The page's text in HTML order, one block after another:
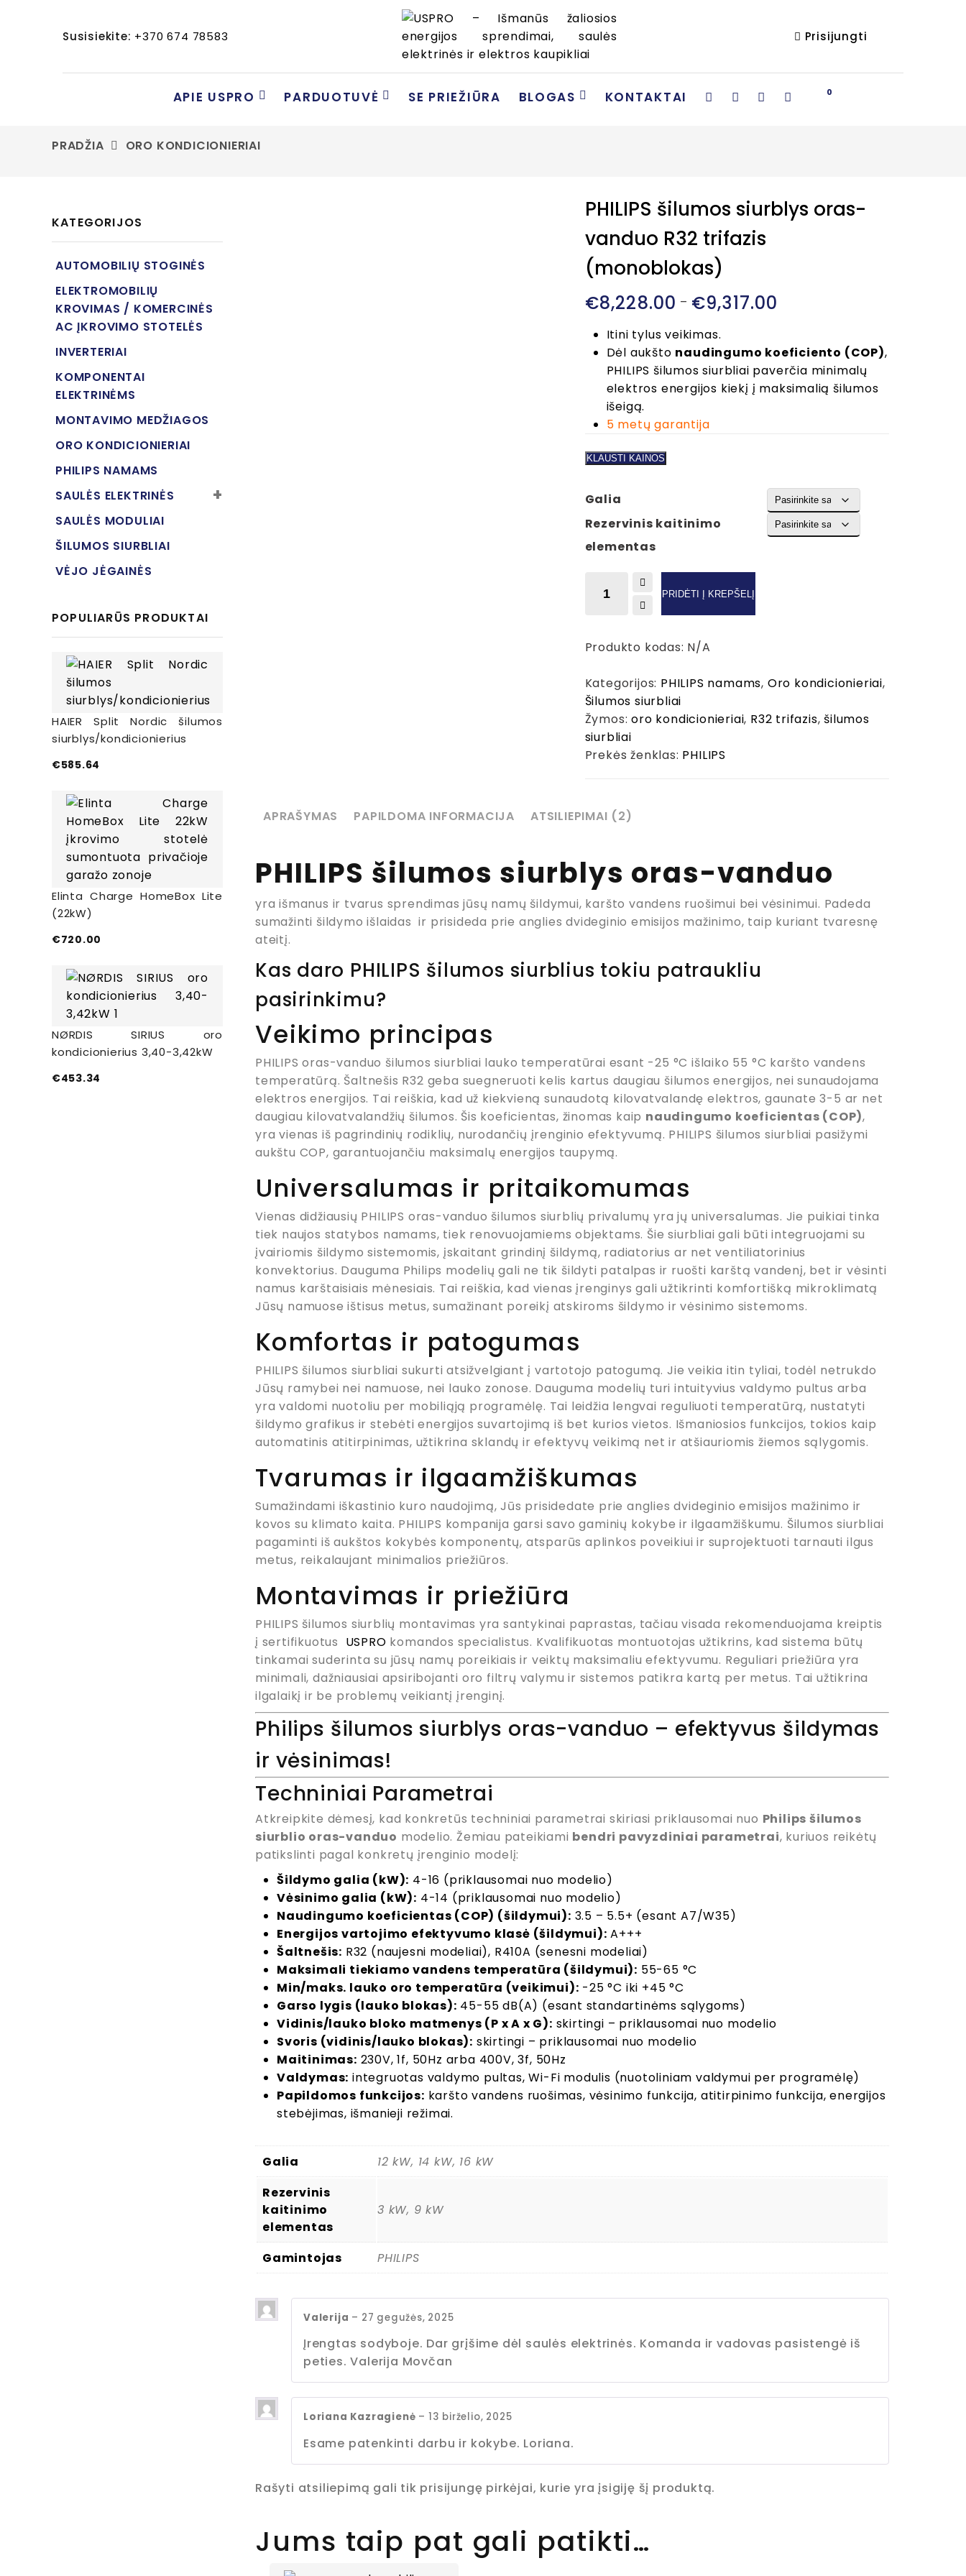
Susisiekite: +370 674 78583 Prisijungti
APIE USPRO PARDUOTUVĖ SE PRIEŽIŪRA BLOGAS KONTAKTAI 0
PRADŽIA ORO KONDICIONIERIAI
KATEGORIJOS
AUTOMOBILIŲ STOGINĖS
ELEKTROMOBILIŲ
KROVIMAS / KOMERCINĖS
AC ĮKROVIMO STOTELĖS
INVERTERIAI
KOMPONENTAI
ELEKTRINĖMS
MONTAVIMO MEDŽIAGOS
ORO KONDICIONIERIAI
PHILIPS NAMAMS
SAULĖS ELEKTRINĖS
SAULĖS MODULIAI
ŠILUMOS SIURBLIAI
VĖJO JĖGAINĖS
POPULIARŪS PRODUKTAI
HAIER Split Nordic šilumos
siurblys/kondicionierius
€585.64
Elinta Charge HomeBox Lite
(22kW)
€720.00
NØRDIS SIRIUS oro
kondicionierius 3,40-3,42kW
€453.34
PHILIPS šilumos siurblys oras-
vanduo R32 trifazis
(monoblokas)
€8,228.00 – €9,317.00
through
€9,317.00
Itini tylus veikimas.
Dėl aukšto naudingumo koeficiento (COP),
PHILIPS šilumos siurbliai paverčia minimalų
elektros energijos kiekį į maksimalią šilumos
išeigą.
5 metų garantija
KLAUSTI KAINOS
Galia
Rezervinis kaitinimo
elementas
produkto
kiekis:
siurblys
vanduo
R32
trifazis
(monoblokas)
PRIDĖTI Į KREPŠELĮ
Produkto kodas: N/A
Kategorijos: PHILIPS namams, Oro kondicionieriai,
Šilumos siurbliai
Žymos:oro kondicionieriai, R32 trifazis,šilumos
siurbliai
Prekės ženklas: PHILIPS
APRAŠYMAS PAPILDOMA INFORMACIJA ATSILIEPIMAI (2)
PHILIPS šilumos siurblys oras-vanduo
yra išmanus ir tvarus sprendimas jūsų namų šildymui, karšto vandens ruošimui bei vėsinimui. Padeda
sumažinti šildymo išlaidas ir prisideda prie anglies dvideginio emisijos mažinimo, taip kuriant tvaresnę
ateitį.
Kas daro PHILIPS šilumos siurblius tokiu patraukliu
pasirinkimu?
Veikimo principas
PHILIPS oras-vanduo šilumos siurbliai lauko temperatūrai esant -25 °C išlaiko 55 °C karšto vandens
temperatūrą. Šaltnešis R32 geba suegneruoti kelis kartus daugiau šilumos energijos, nei sunaudojama
elektros energijos. Tai reiškia, kad už kiekvieną sunaudotą kilovatvalandę elektros, gaunate 3-5 ar net
daugiau kilovatvalandžių šilumos. Šis koeficientas, žinomas kaip naudingumo koeficientas (COP),
yra vienas iš pagrindinių rodiklių, nurodančių įrenginio efektyvumą. PHILIPS šilumos siurbliai pasižymi
aukštu COP, garantuojančiu maksimalų energijos taupymą.
Universalumas ir pritaikomumas
Vienas didžiausių PHILIPS oras-vanduo šilumos siurblių privalumų yra jų universalumas. Jie puikiai tinka
tiek naujos statybos namams, tiek renovuojamiems objektams. Šie siurbliai gali būti integruojami su
įvairiomis šildymo sistemomis, įskaitant grindinį šildymą, radiatorius ar net ventiliatorinius
konvektorius. Dauguma Philips modelių gali ne tik šildyti patalpas ir ruošti karštą vandenį, bet ir vėsinti
namus karštaisiais mėnesiais. Tai reiškia, kad vienas įrenginys gali užtikrinti komfortišką mikroklimatą
Jūsų namuose ištisus metus, sumažinant poreikį atskiroms šildymo ir vėsinimo sistemoms.
Komfortas ir patogumas
PHILIPS šilumos siurbliai sukurti atsižvelgiant į vartotojo patogumą. Jie veikia itin tyliai, todėl netrukdo
Jūsų ramybei nei namuose, nei lauko zonose. Dauguma modelių turi intuityvius valdymo pultus arba
yra valdomi nuotoliu per mobiliąją programėlę. Tai leidžia lengvai reguliuoti temperatūrą, nustatyti
šildymo grafikus ir stebėti energijos suvartojimą iš bet kurios vietos. Išmaniosios funkcijos, tokios kaip
automatinis atitirpinimas, užtikrina sklandų ir efektyvų veikimą net ir atšiauriomis žiemos sąlygomis.
Tvarumas ir ilgaamžiškumas
Sumažindami iškastinio kuro naudojimą, Jūs prisidedate prie anglies dvideginio emisijos mažinimo ir
kovos su klimato kaita. PHILIPS kompanija garsi savo gaminių kokybe ir ilgaamžiškumu. Šilumos siurbliai
pagaminti iš aukštos kokybės komponentų, atsparūs aplinkos poveikiui ir suprojektuoti tarnauti ilgus
metus, reikalaujant minimalios priežiūros.
Montavimas ir priežiūra
PHILIPS šilumos siurblių montavimas yra santykinai paprastas, tačiau visada rekomenduojama kreiptis
į sertifikuotus USPRO komandos specialistus. Kvalifikuotas montuotojas užtikrins, kad sistema būtų
tinkamai suderinta su jūsų namų poreikiais ir veiktų maksimaliu efektyvumu. Reguliari priežiūra yra
minimali, dažniausiai apsiribojanti oro filtrų valymu ir sistemos patikra kartą per metus. Tai užtikrina
ilgalaikį ir be problemų veikiantį įrenginį.
Philips šilumos siurblys oras-vanduo – efektyvus šildymas
ir vėsinimas!
Techniniai Parametrai
Atkreipkite dėmesį, kad konkretūs techniniai parametrai skiriasi priklausomai nuo Philips šilumos
siurblio oras-vanduo modelio. Žemiau pateikiami bendri pavyzdiniai parametrai, kuriuos reikėtų
patikslinti pagal konkretų įrenginio modelį:
Šildymo galia (kW): 4-16 (priklausomai nuo modelio)
Vėsinimo galia (kW): 4-14 (priklausomai nuo modelio)
Naudingumo koeficientas (COP) (šildymui): 3.5 – 5.5+ (esant A7/W35)
Energijos vartojimo efektyvumo klasė (šildymui): A+++
Šaltnešis: R32 (naujesni modeliai), R410A (senesni modeliai)
Maksimali tiekiamo vandens temperatūra (šildymui): 55-65 °C
Min/maks. lauko oro temperatūra (veikimui): -25 °C iki +45 °C
Garso lygis (lauko blokas): 45-55 dB(A) (esant standartinėms sąlygoms)
Vidinis/lauko bloko matmenys (P x A x G): skirtingi – priklausomai nuo modelio
Svoris (vidinis/lauko blokas): skirtingi – priklausomai nuo modelio
Maitinimas: 230V, 1f, 50Hz arba 400V, 3f, 50Hz
Valdymas: integruotas valdymo pultas, Wi-Fi modulis (nuotoliniam valdymui per programėlę)
Papildomos funkcijos: karšto vandens ruošimas, vėsinimo funkcija, atitirpinimo funkcija, energijos
stebėjimas, išmanieji režimai.
Galia
12 kW, 14 kW, 16 kW
Rezervinis
kaitinimo
elementas
3 kW, 9 kW
Gamintojas PHILIPS
Valerija – 27 gegužės, 2025
Įrengtas sodyboje. Dar grįšime dėl saulės elektrinės. Komanda ir vadovas pasistengė iš
peties. Valerija Movčan
Loriana Kazragienė – 13 birželio, 2025
Esame patenkinti darbu ir kokybe. Loriana.
Rašyti atsiliepimą gali tik prisijungę pirkėjai, kurie yra įsigiję šį produktą.
Jums taip pat gali patikti…